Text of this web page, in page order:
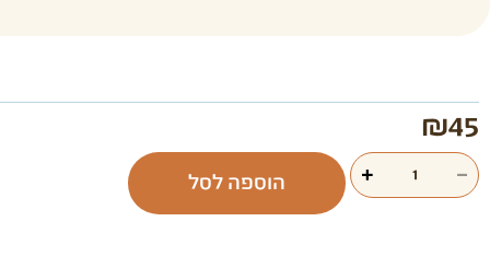
₪45
−
+ הוספה לסל